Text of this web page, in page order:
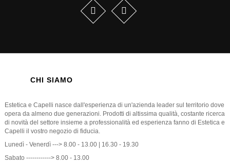
CHI SIAMO
Estetica e Capelli nasce dall'esperienza di un'azienda leader sul territorio dove
opera da almeno due generazioni. Prodotti di altissima qualità, costante ricerca
di novità del settore insieme a professionalità ed esperienza fanno di Estetica e
Capelli il vostro negozio di fiducia.
Lunedì - Venerdì ---> 8.00 - 13.00 | 16.30 - 19.30
Sabato ------------> 8.00 - 13.00